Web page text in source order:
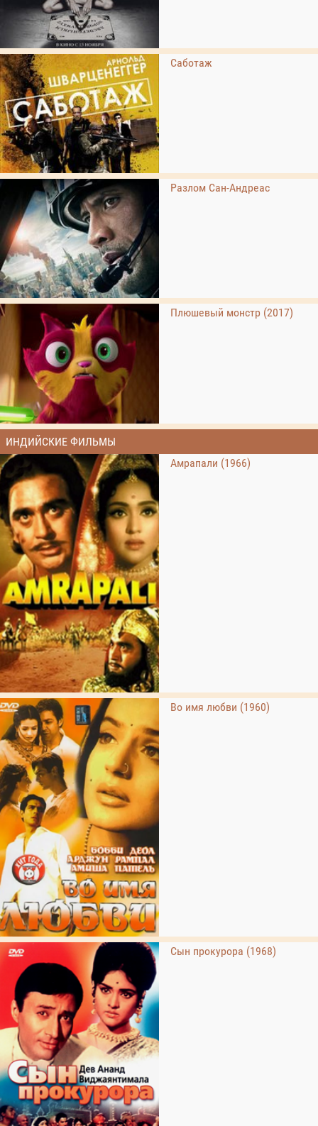
Саботаж
Разлом Сан-Андреас
Плюшевый монстр (2017)
ИНДИЙСКИЕ ФИЛЬМЫ
Амрапали (1966)
Во имя любви (1960)
Сын прокурора (1968)